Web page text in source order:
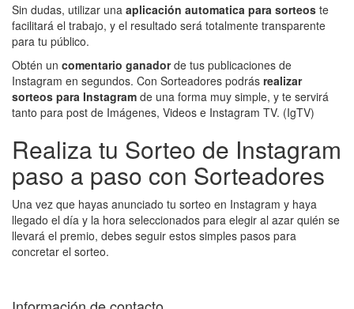
Sin dudas, utilizar una aplicación automatica para sorteos te
facilitará el trabajo, y el resultado será totalmente transparente
para tu público.
Obtén un comentario ganadorde tus publicaciones de
Instagram en segundos. Con Sorteadores podrás realizar
sorteos para Instagram de una forma muy simple, y te servirá
tanto para post de Imágenes, Videos e Instagram TV. (IgTV)
Realiza tu Sorteo de Instagram
paso a paso con Sorteadores
Una vez que hayas anunciado tu sorteo en Instagram y haya
llegado el día y la hora seleccionados para elegir al azar quién se
llevará el premio, debes seguir estos simples pasos para
concretar el sorteo.